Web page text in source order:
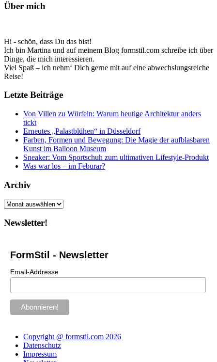
Über mich
Hi - schön, dass Du das bist!
Ich bin Martina und auf meinem Blog formstil.com schreibe ich über
Dinge, die mich interessieren.
Viel Spaß – ich nehm‘ Dich gerne mit auf eine abwechslungsreiche
Reise!
Letzte Beiträge
Von Villen zu Würfeln: Warum heutige Architektur anders
tickt
Erneutes „Palastblühen“ in Düsseldorf
Farben, Formen und Bewegung: Die Magie der aufblasbaren
Kunst im Balloon Museum
Sneaker: Vom Sportschuh zum ultimativen Lifestyle-Produkt
Was war los – im Feburar?
Archiv
Archiv
Newsletter!
FormStil - Newsletter
Email-Addresse
Copyright @ formstil.com 2026
Datenschutz
Impressum